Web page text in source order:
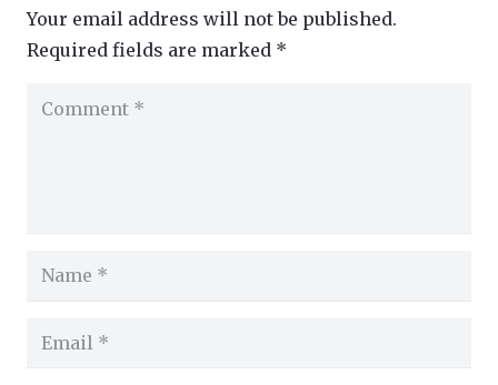
Your email address will not be published.
Required fields are marked *